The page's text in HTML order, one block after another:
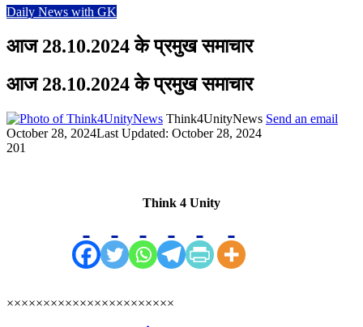
Daily News with GK
आज 28.10.2024 के प्रमुख समाचार
आज 28.10.2024 के प्रमुख समाचार
Think4UnityNews Send an email
October 28, 2024Last Updated: October 28, 2024
201
Think 4 Unity
×××××××××××××××××××××××